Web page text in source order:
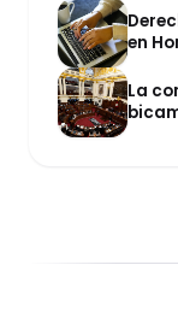
en
La